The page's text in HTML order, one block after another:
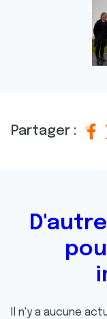
Partager :
Il n'y a aucune